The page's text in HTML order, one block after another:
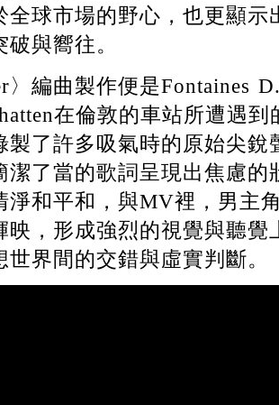
全球市場的野心，也更顯
與嚮往。
〉編曲製作便是Fontaines
在倫敦的車站所遭遇
製了許多吸氣時的原始尖
潔了當的歌詞呈現出焦慮的
淨和平和，與MV裡，男主
映，形成強烈的視覺與聽覺
世界間的交錯與虛實判斷。